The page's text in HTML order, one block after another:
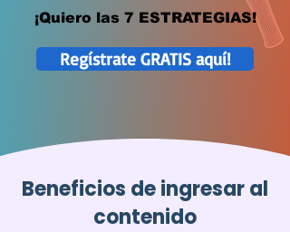
¡Quiero las 7 ESTRATEGIAS!
Regístrate GRATIS aquí!
Beneficios de ingresar al
contenido